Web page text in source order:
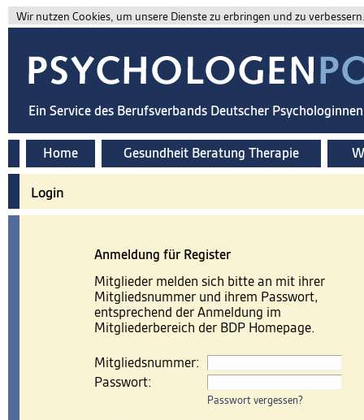
Wir nutzen Cookies, um unsere Dienste zu erbringen und zu
Ein Service des Berufsverbands Deutscher
Home Gesundheit Beratung Therapie
Login
Anmeldung für Register
Mitglieder melden sich bitte an mit ihrer
Mitgliedsnummer und ihrem Passwort,
entsprechend der Anmeldung im
Mitgliederbereich der BDP Homepage.
Mitgliedsnummer:
Passwort:
Passwort vergessen?